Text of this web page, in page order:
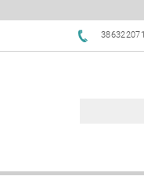
386322071